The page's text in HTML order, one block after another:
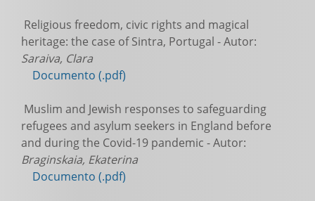
Religious freedom, civic rights and magical
heritage: the case of Sintra, Portugal - Autor:
Saraiva, Clara
Documento (.pdf)
Muslim and Jewish responses to safeguarding
refugees and asylum seekers in England before
and during the Covid-19 pandemic - Autor:
Braginskaia, Ekaterina
Documento (.pdf)